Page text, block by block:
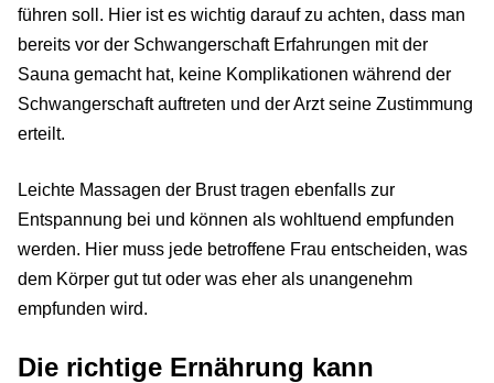
führen soll. Hier ist es wichtig darauf zu achten, dass man
bereits vor der Schwangerschaft Erfahrungen mit der
Sauna gemacht hat, keine Komplikationen während der
Schwangerschaft auftreten und der Arzt seine Zustimmung
erteilt.
Leichte Massagen der Brust tragen ebenfalls zur
Entspannung bei und können als wohltuend empfunden
werden. Hier muss jede betroffene Frau entscheiden, was
dem Körper gut tut oder was eher als unangenehm
empfunden wird.
Die richtige Ernährung kann